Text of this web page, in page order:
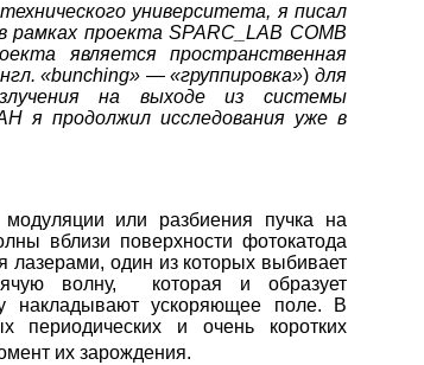
университета, я писал
проекта SPARC_LAB COMB
является пространственная
«bunching» — «группировка»)для
на выходе из системы
я продолжил исследования уже в
или разбиения пучка на
вблизи поверхности фотокатода
лазерами, один из которых выбивает
волну, которая и образует
накладывают ускоряющее поле. В
периодических и очень коротких
их зарождения.